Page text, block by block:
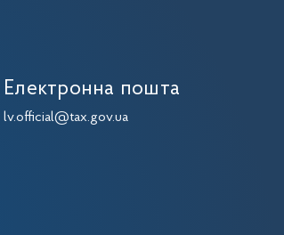
Електронна пошта
lv.official@tax.gov.ua